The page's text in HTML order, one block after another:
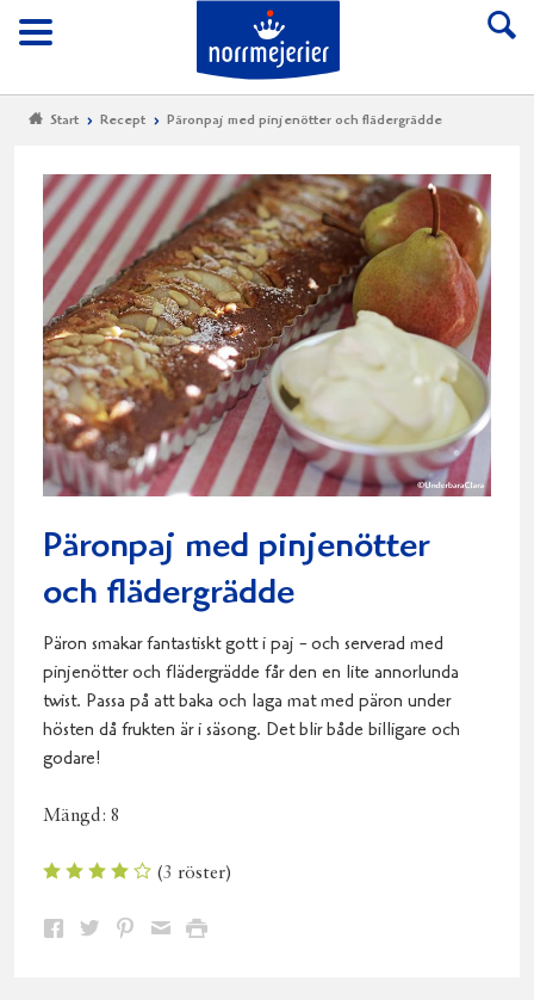
Meny
Till Norrmejerier
Start Recept Päronpaj med pinjenötter och flädergrädde
Päronpaj med pinjenötter
och flädergrädde
Päron smakar fantastiskt gott i paj - och serverad med
pinjenötter och flädergrädde får den en lite annorlunda
twist. Passa på att baka och laga mat med päron under
hösten då frukten är i säsong. Det blir både billigare och
godare!
Mängd: 8
(3 röster)
Dela Dela Dela DelaSkriv